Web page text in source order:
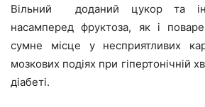
Вільний доданий цукор та
насамперед фруктоза, як і
сумне місце у несприятливих
мозкових подіях при гіпертонічній
діабеті.